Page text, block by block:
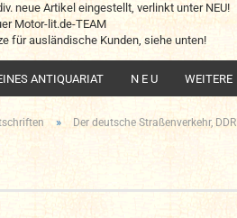
neue Artikel eingestellt, verlinkt unter NEU!
Motor-lit.de-TEAM
für ausländische Kunden, siehe unten!
ANTIQUARIAT N E U WEITERE
» Der deutsche Straßenverkehr, DDR